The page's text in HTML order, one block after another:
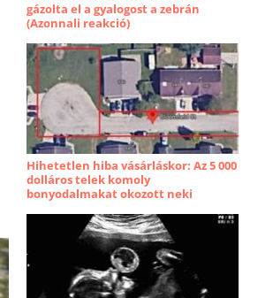
gázolta el a gyalogost a zebrán
(Azonnali reakció)
Hihetetlen hiba vásárláskor: Az 5 000
dolláros telek komoly
bonyodalmakat okozott neki